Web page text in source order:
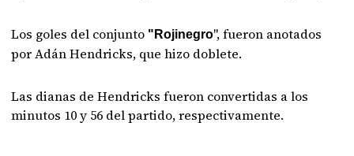
Los goles del conjunto "Rojinegro", fueron anotados
por Adán Hendricks, que hizo doblete.
Las dianas de Hendricks fueron convertidas a los
minutos 10 y 56 del partido, respectivamente.